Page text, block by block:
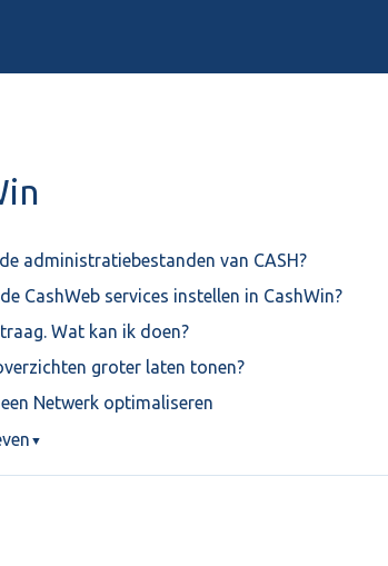
administratiebestanden van CASH?
CashWeb services instellen in CashWin?
Wat kan ik doen?
groter laten tonen?
Netwerk optimaliseren
▼